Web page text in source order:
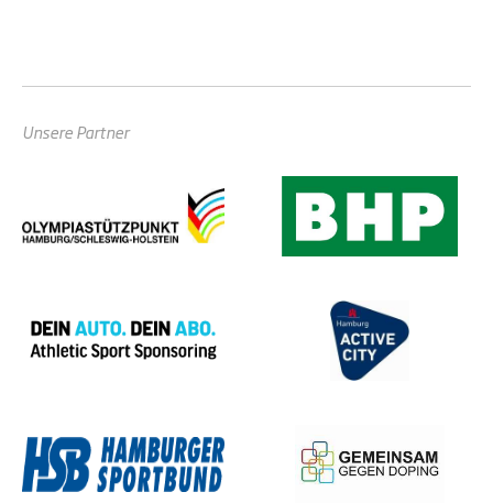
Unsere Partner